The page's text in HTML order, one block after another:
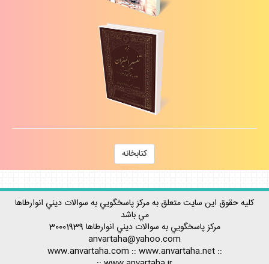
كتابخانه
كليه حقوق اين سايت متعلق به مركز پاسخگويي به سوالات ديني انوارطاها
مي باشد
مركز پاسخگويي به سوالات ديني انوارطاها 30001939
anvartaha@yahoo.com
www.anvartaha.com :: www.anvartaha.net::